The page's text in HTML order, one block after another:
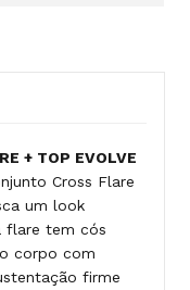
+ TOP EVOLVE
Cross Flare
um look
flare tem cós
corpo com
firme